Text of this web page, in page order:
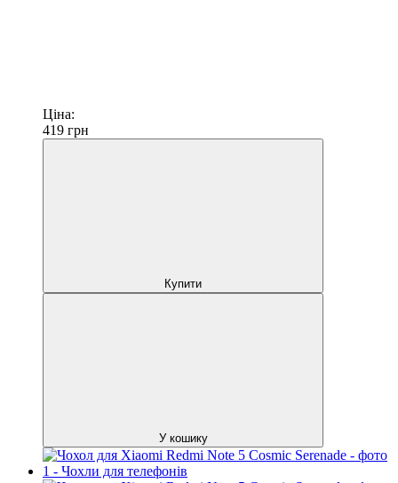
Ціна:
419 грн
Купити
У кошику